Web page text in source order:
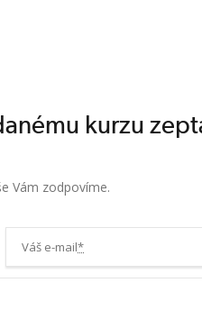
kurzu
Vám zodpovíme.
Váš e-mail*